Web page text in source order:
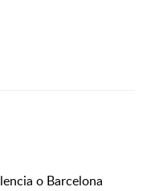
o Barcelona